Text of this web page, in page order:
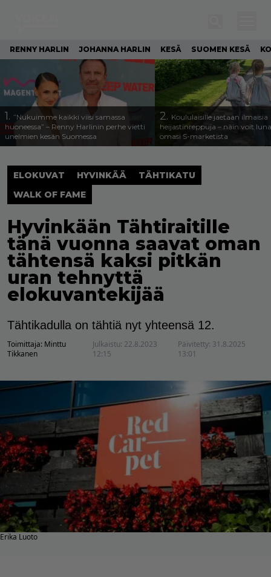
RENNY HARLIN JOHANNA HARLIN KESÄ SUOMEN KESÄ
1. ”Nukuimme kaikki viisi samassa
huoneessa” – Renny Harlinin perhe vietti
unelmien kesän Suomessa
2. Koululaisille jaetaan ilmaisia
heijastinreppuja – näin voit
omasi S-marketista
ELOKUVAT HYVINKÄÄ
TÄHTIKATU
WALK OF FAME
Hyvinkään Tähtiraitille
tänä vuonna saavat oman
tähtensä kaksi pitkän
uran tehnyttä
elokuvantekijää
Tähtikadulla on tähtiä nyt yhteensä 12.
Toimittaja: Minttu
Tikkanen
Julkaistu: 22.8.2023
12:15
Päivitetty: 31.8.2025
13:01
Erika Luoto